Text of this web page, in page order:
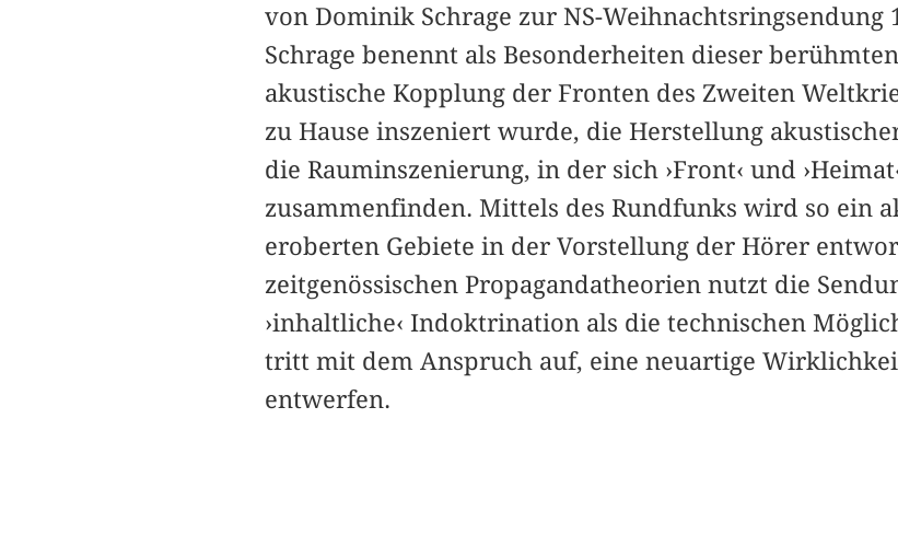
von Dominik Schrage zur NS-Weihnachtsringsendung
Schrage benennt als Besonderheiten dieser
akustische Kopplung der Fronten des Zweiten
zu Hause inszeniert wurde, die Herstellung
die Rauminszenierung, in der sich ›Front‹ und
zusammenfinden. Mittels des Rundfunks wird so ein
eroberten Gebiete in der Vorstellung der Hörer
zeitgenössischen Propagandatheorien nutzt die
›inhaltliche‹ Indoktrination als die technischen
tritt mit dem Anspruch auf, eine neuartige
entwerfen.